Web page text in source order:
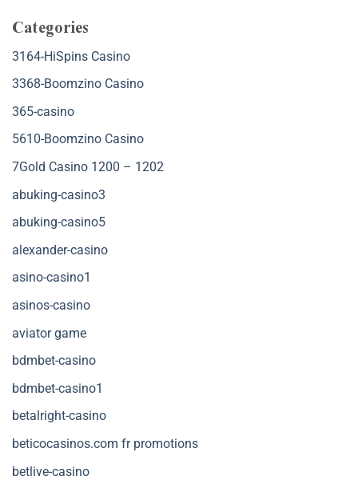
Categories
3164-HiSpins Casino
3368-Boomzino Casino
365-casino
5610-Boomzino Casino
7Gold Casino 1200 – 1202
abuking-casino3
abuking-casino5
alexander-casino
asino-casino1
asinos-casino
aviator game
bdmbet-casino
bdmbet-casino1
betalright-casino
beticocasinos.com fr promotions
betlive-casino